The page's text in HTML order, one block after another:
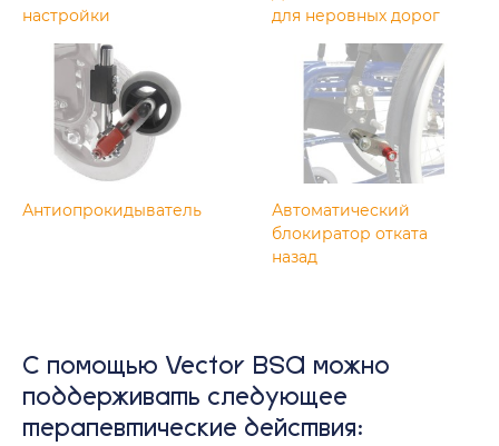
настройки
для неровных дорог
Антиопрокидыватель
Автоматический
блокиратор отката
назад
С помощью Vector BSA можно
поддерживать следующее
терапевтические действия: